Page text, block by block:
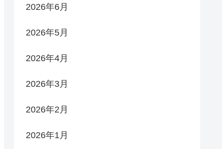
2026年6月
2026年5月
2026年4月
2026年3月
2026年2月
2026年1月